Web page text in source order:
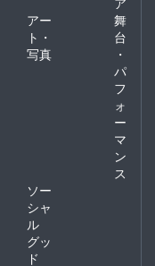
アー
ト・
写真
舞
台
・
パ
フ
ォ
ー
マ
ン
ス
ソー
シャ
ル
グッ
ド